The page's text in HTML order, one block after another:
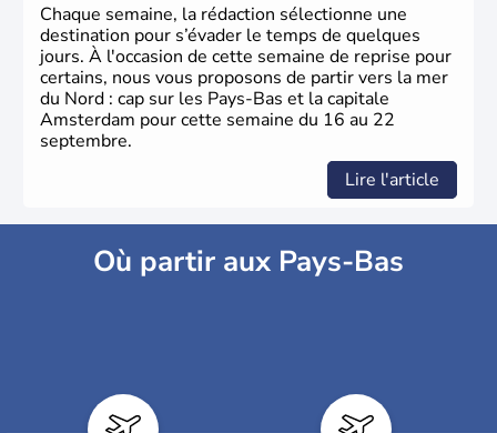
Chaque semaine, la rédaction sélectionne une
destination pour s’évader le temps de quelques
jours. À l'occasion de cette semaine de reprise pour
certains, nous vous proposons de partir vers la mer
du Nord : cap sur les Pays-Bas et la capitale
Amsterdam pour cette semaine du 16 au 22
septembre.
Lire l'article
Où partir aux Pays-Bas